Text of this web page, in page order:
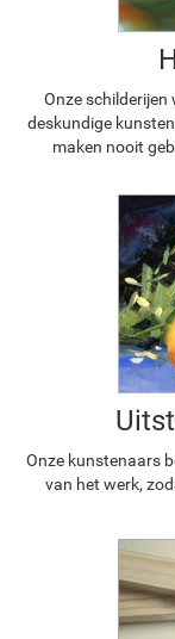
Onze
deskundige
maken nooit
Onze kunstenaars
van het werk,